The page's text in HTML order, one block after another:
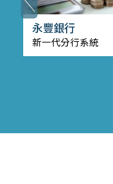
永豐銀行
新一代分行系統